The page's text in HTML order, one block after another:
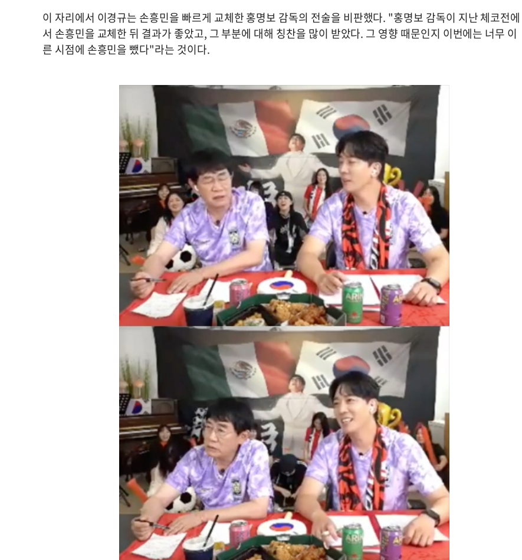
이 자리에서 이경규는 손흥민을 빠르게 교체한 홍명보 감독의 전술을 비판했다. "홍명보 감독이 지난 체코전에
서 손흥민을 교체한 뒤 결과가 좋았고, 그 부분에 대해 칭찬을 많이 받았다. 그 영향 때문인지 이번에는 너무 이
른 시점에 손흥민을 뺐다"라는 것이다.